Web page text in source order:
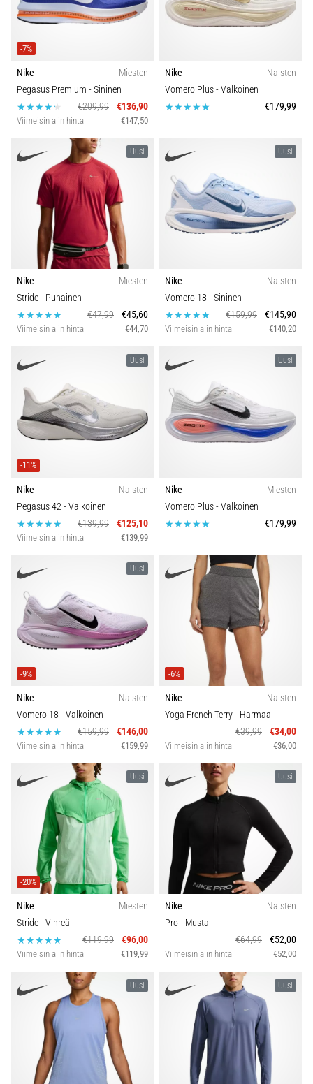
ovat
ja
miten
ne
suoritetaan?
Käytännössä
sukkulajuoksu
testaa
ketteryyttä
suunnanmuutoksia.
Miten
suoritetaan
oikein,
missä
sitä…
6. 8. 2026
Juoksijan
polvi:
syyt,
hoito
ennaltaehkäisy
polvi,
eli
iliotibiaalisen
jänteen
(ITBS),
erittäin
yleinen
vaiva
juoksijoiden
…
Näytä
kaikki
Koko
Väri
Hinta
Kenkien tyyppi
Mallisto
Juoksun tyyppi
Piikin tyyppi
Matka
Urheilulaji
Toiminto
Istuvuus
Vuodenaika
Mukavuus ja pehmuste
Kengän leveys
Rintojen tuki
Carbon
-7%
Nike
Miesten
Pegasus Premium - Sininen
€209,99
€136,90
Viimeisin alin hinta €147,50
Nike
Naisten
Vomero Plus- Valkoinen
€179,99
Uusi
Nike
Miesten
Stride- Punainen
€47,99
€45,60
Viimeisin alin hinta €44,70
Uusi
Nike
Naisten
Vomero 18 - Sininen
€159,99
€145,90
Viimeisin alin hinta €140,20
Uusi
-11%
Nike
Naisten
Pegasus 42- Valkoinen
€139,99
€125,10
Viimeisin alin hinta €139,99
Uusi
Nike
Miesten
Vomero Plus- Valkoinen
€179,99
Uusi
-9%
Nike
Naisten
Vomero 18 - Valkoinen
€159,99
€146,00
Viimeisin alin hinta €159,99
-6%
Nike
Naisten
Yoga French Terry- Harmaa
€39,99
€34,00
Viimeisin alin hinta €36,00
Uusi
-20%
Nike
Miesten
Stride- Vihreä
€119,99
€96,00
Viimeisin alin hinta €119,99
Uusi
Nike
Naisten
Pro- Musta
€64,99
€52,00
Viimeisin alin hinta €52,00
Uusi Uusi